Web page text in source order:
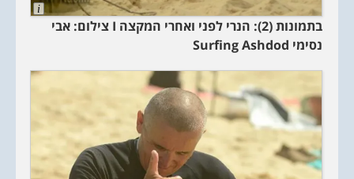
L
o
s
t
בתמונות (2): הנרי לפני ואחרי המקצה I צילום: אבי
נסימי Surfing Ashdod